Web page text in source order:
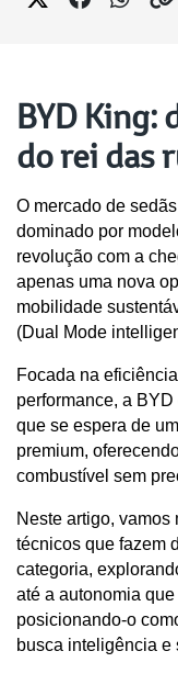
BYD King:
do rei das
O mercado de
dominado por
revolução com a
apenas uma nova
mobilidade
(Dual Mode
Focada na
performance, a
que se espera de
premium,
combustível sem
Neste artigo,
técnicos que fazem
categoria,
até a autonomia
posicionando-o
busca inteligência e